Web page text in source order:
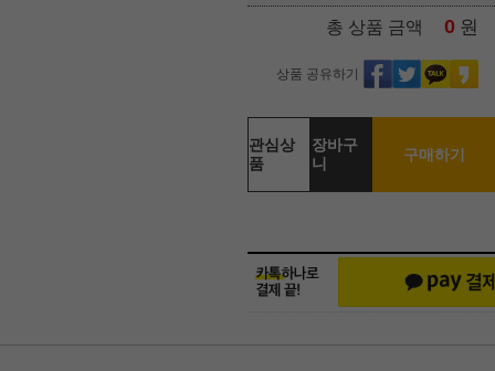
총 상품 금액 0 원
상품 공유하기
관심상
품
장바구
니
구매하기